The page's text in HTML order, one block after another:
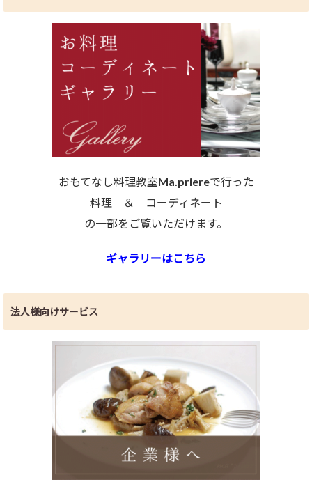
おもてなし料理教室Ma.priereで行った
料理 ＆ コーディネート
の一部をご覧いただけます。
ギャラリーはこちら
法人様向けサービス